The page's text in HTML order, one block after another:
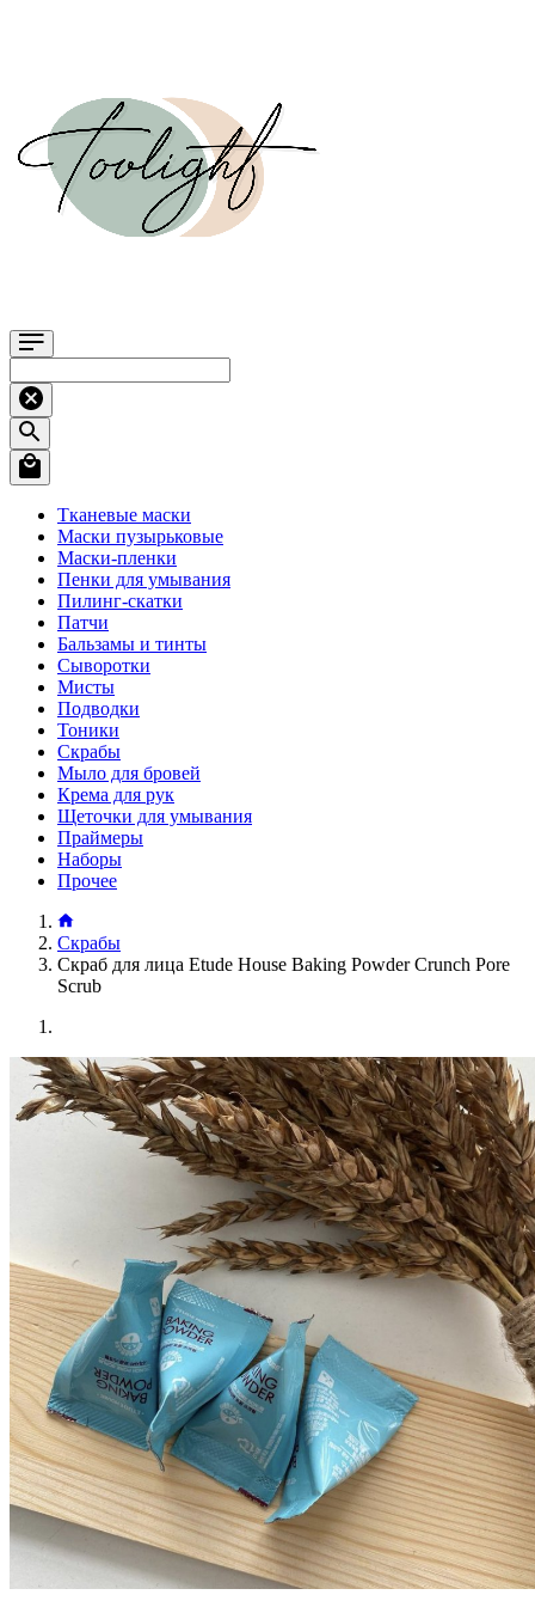
Тканевые маски
Маски пузырьковые
Маски-пленки
Пенки для умывания
Пилинг-скатки
Патчи
Бальзамы и тинты
Сыворотки
Мисты
Подводки
Тоники
Скрабы
Мыло для бровей
Крема для рук
Щеточки для умывания
Праймеры
Наборы
Прочее
Скрабы
Скраб для лица Etude House Baking Powder Crunch Pore
Scrub